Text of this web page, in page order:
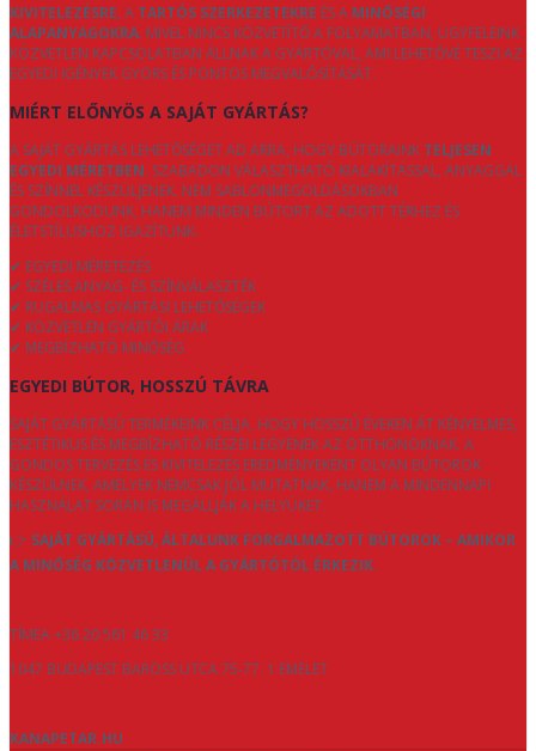
KIVITELEZÉSRE, A TARTÓS SZERKEZETEKRE ÉS A MINŐSÉGI
ALAPANYAGOKRA. MIVEL NINCS KÖZVETÍTŐ A FOLYAMATBAN, ÜGYFELEINK
KÖZVETLEN KAPCSOLATBAN ÁLLNAK A GYÁRTÓVAL, AMI LEHETŐVÉ TESZI AZ
EGYEDI IGÉNYEK GYORS ÉS PONTOS MEGVALÓSÍTÁSÁT.
MIÉRT ELŐNYÖS A SAJÁT GYÁRTÁS?
A SAJÁT GYÁRTÁS LEHETŐSÉGET AD ARRA, HOGY BÚTORAINK TELJESEN
EGYEDI MÉRETBEN, SZABADON VÁLASZTHATÓ KIALAKÍTÁSSAL, ANYAGGAL
ÉS SZÍNNEL KÉSZÜLJENEK. NEM SABLONMEGOLDÁSOKBAN
GONDOLKODUNK, HANEM MINDEN BÚTORT AZ ADOTT TÉRHEZ ÉS
ÉLETSTÍLUSHOZ IGAZÍTUNK.
✔ EGYEDI MÉRETEZÉS
✔ SZÉLES ANYAG- ÉS SZÍNVÁLASZTÉK
✔ RUGALMAS GYÁRTÁSI LEHETŐSÉGEK
✔ KÖZVETLEN GYÁRTÓI ÁRAK
✔ MEGBÍZHATÓ MINŐSÉG
EGYEDI BÚTOR, HOSSZÚ TÁVRA
SAJÁT GYÁRTÁSÚ TERMÉKEINK CÉLJA, HOGY HOSSZÚ ÉVEKEN ÁT KÉNYELMES,
ESZTÉTIKUS ÉS MEGBÍZHATÓ RÉSZEI LEGYENEK AZ OTTHONOKNAK. A
GONDOS TERVEZÉS ÉS KIVITELEZÉS EREDMÉNYEKÉNT OLYAN BÚTOROK
KÉSZÜLNEK, AMELYEK NEMCSAK JÓL MUTATNAK, HANEM A MINDENNAPI
HASZNÁLAT SORÁN IS MEGÁLLJÁK A HELYÜKET.
👉 SAJÁT GYÁRTÁSÚ, ÁLTALUNK FORGALMAZOTT BÚTOROK – AMIKOR
A MINŐSÉG KÖZVETLENÜL A GYÁRTÓTÓL ÉRKEZIK.
TÍMEA +36 20 561 46 33
1047 BUDAPEST BAROSS UTCA 75-77. 1 EMELET
KANAPETAR.HU